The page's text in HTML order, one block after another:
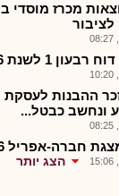
מכרז מוסדי
1 לשנת 2026
ההבנות
ונחשב כבטל...
חברה-אפריל 2026
הצג יותר